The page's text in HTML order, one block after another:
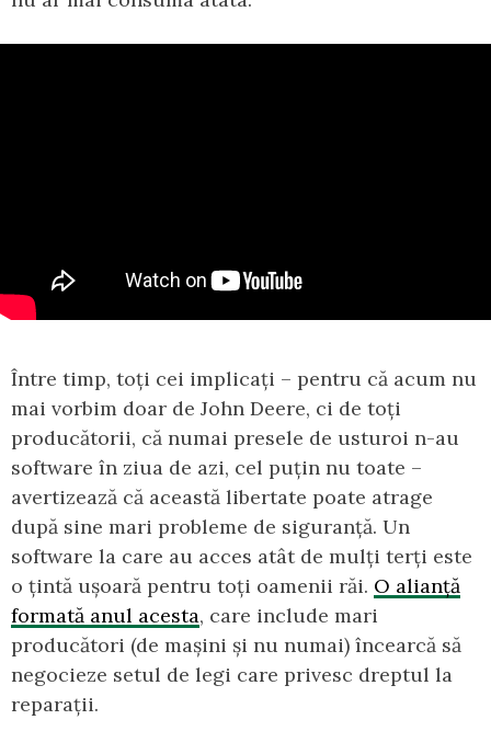
Între timp, toți cei implicați – pentru că acum nu
mai vorbim doar de John Deere, ci de toți
producătorii, că numai presele de usturoi n-au
software în ziua de azi, cel puțin nu toate –
avertizează că această libertate poate atrage
după sine mari probleme de siguranță. Un
software la care au acces atât de mulți terți este
o țintă ușoară pentru toți oamenii răi. O alianță
formată anul acesta, care include mari
producători (de mașini și nu numai) încearcă să
negocieze setul de legi care privesc dreptul la
reparații.